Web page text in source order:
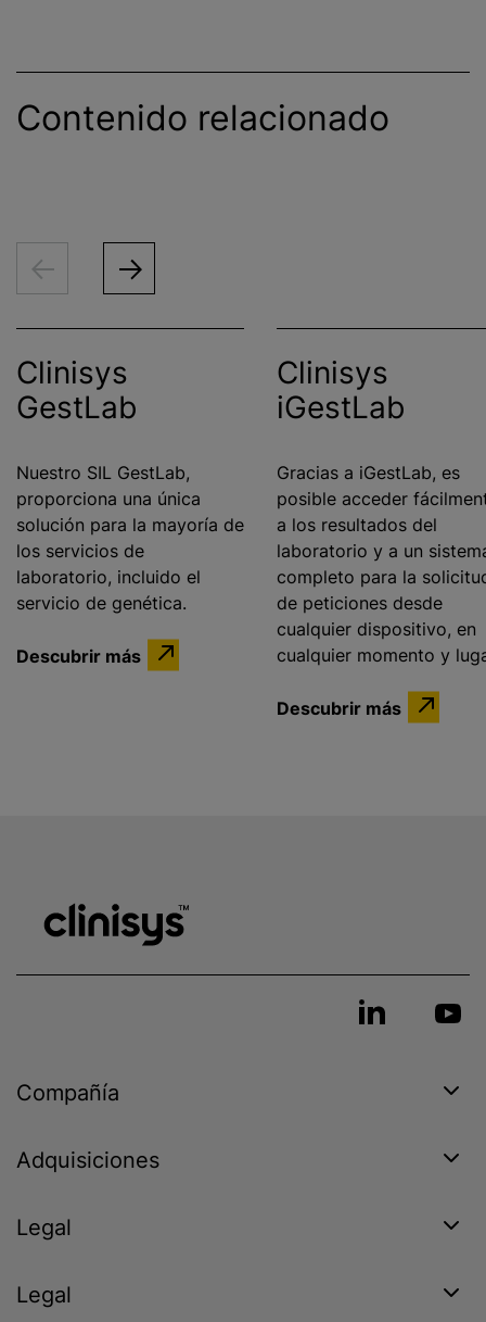
Contenido relacionado
Clinisys
GestLab
Nuestro SIL GestLab,
proporciona una única
solución para la mayoría de
los servicios de
laboratorio, incluido el
servicio de genética.
Descubrir más
Clinisys
iGestLab
Gracias a iGestLab, es
posible acceder
a los resultados del
laboratorio y a un
completo para la
de peticiones desde
cualquier dispositivo, en
cualquier momento y
Descubrir más
Compañía
Adquisiciones
Legal
Legal